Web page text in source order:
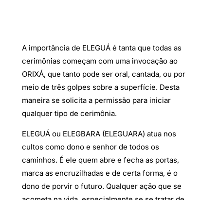
A importância de ELEGUÁ é tanta que todas as
cerimônias começam com uma invocação ao
ORIXÁ, que tanto pode ser oral, cantada, ou por
meio de três golpes sobre a superfície. Desta
maneira se solicita a permissão para iniciar
qualquer tipo de cerimônia.
ELEGUÁ ou ELEGBARA (ELEGUARA) atua nos
cultos como dono e senhor de todos os
caminhos. É ele quem abre e fecha as portas,
marca as encruzilhadas e de certa forma, é o
dono de porvir o futuro. Qualquer ação que se